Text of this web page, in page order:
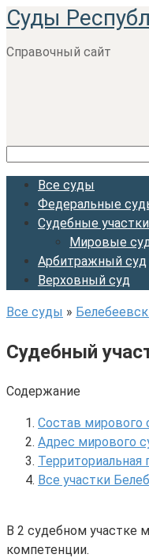
Перейти
к
контенту
Суды
Справочный сайт
Все суды
Федеральные
Судебные участки
Мировые
Арбитражный суд
Верховный суд
Все суды »
Судебный
Содержание
Состав мирового
Адрес мирового
Территориальная
Все участки
В 2 судебном участке
компетенции.